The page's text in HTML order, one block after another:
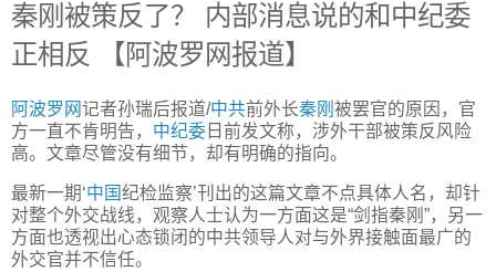
秦刚被策反了？ 内部消息说的和中纪委
正相反 【阿波罗网报道】
阿波罗网记者孙瑞后报道/中共前外长秦刚 被罢官的原因，官
方一直不肯明告， 中纪委 日前发文称，涉外干部被策反风险
高。文章尽管没有细节，却有明确的指向。
最新一期‘中国纪检监察’刊出的这篇文章不点具体人名，却针
对整个外交战线，观察人士认为一方面这是“剑指秦刚”，另一
方面也透视出心态锁闭的中共领导人对与外界接触面最广的
外交官并不信任。